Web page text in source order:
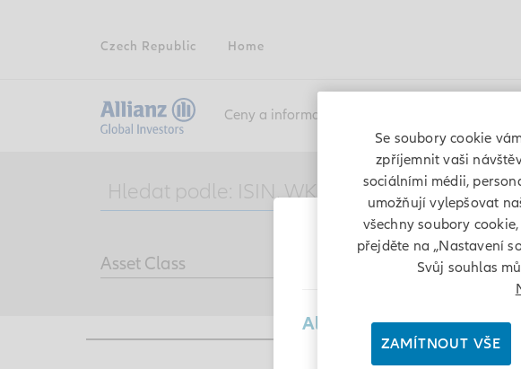
Czech Republic Home
Ceny a informace o fondech
Asset Class Legal structure
Allianz Global Investors
Se soubory cookie
zpříjemnit vaši
sociálními médii,
umožňují vylepšovat
všechny soubory
přejděte na „Nastavení
Svůj souhlas
ZAMÍTNOUT VŠE